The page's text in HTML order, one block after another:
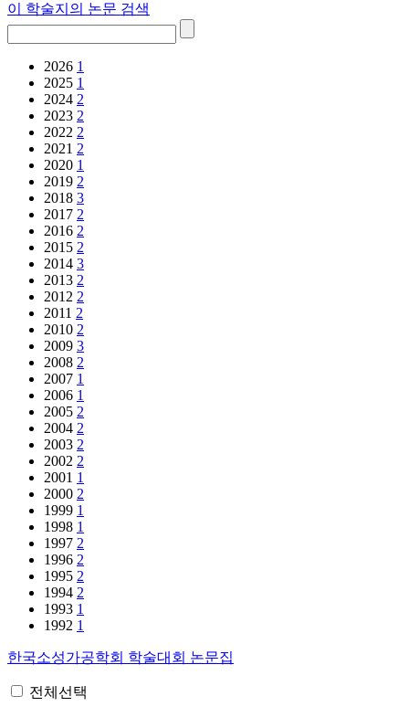
이 학술지의 논문 검색
2026 1
2025 1
2024 2
2023 2
2022 2
2021 2
2020 1
2019 2
2018 3
2017 2
2016 2
2015 2
2014 3
2013 2
2012 2
2011 2
2010 2
2009 3
2008 2
2007 1
2006 1
2005 2
2004 2
2003 2
2002 2
2001 1
2000 2
1999 1
1998 1
1997 2
1996 2
1995 2
1994 2
1993 1
1992 1
한국소성가공학회 학술대회 논문집
전체선택